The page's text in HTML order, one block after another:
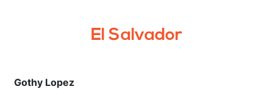
El Salvador
Gothy Lopez